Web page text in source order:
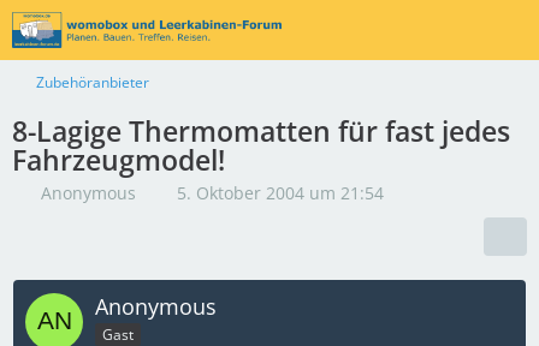
Zubehöranbieter
8-Lagige Thermomatten für fast jedes
Fahrzeugmodel!
Anonymous 5. Oktober 2004 um 21:54
Anonymous
Gast